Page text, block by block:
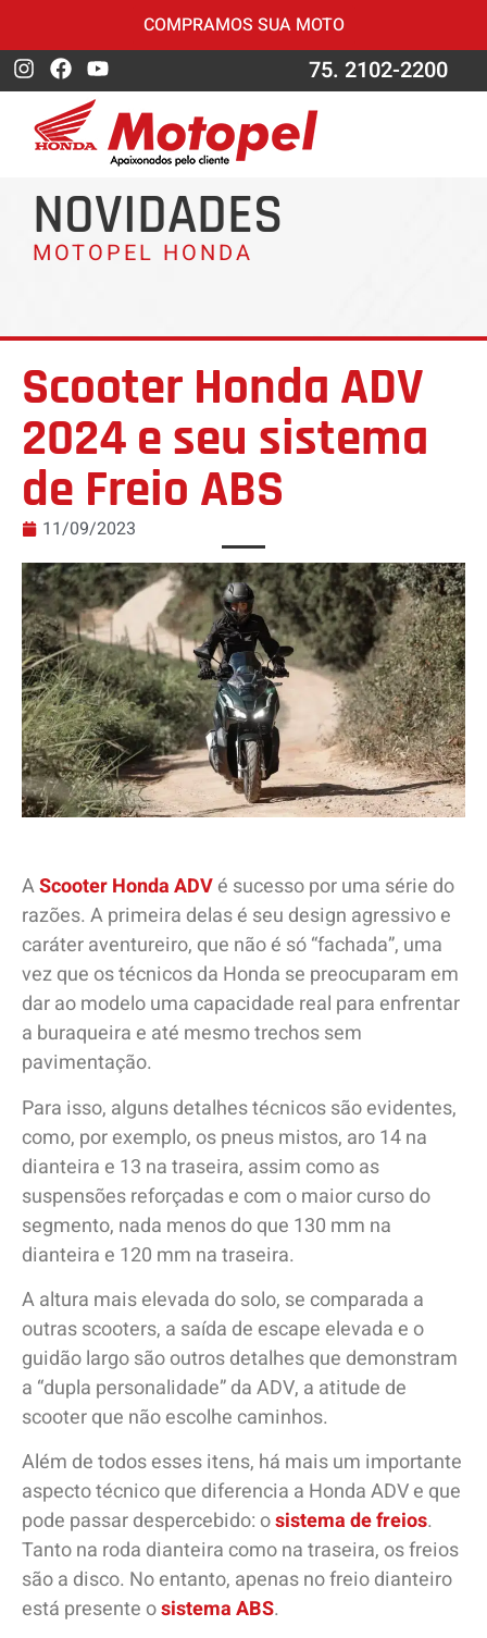
COMPRAMOS SUA MOTO
75. 2102-2200
NOVIDADES
MOTOPEL HONDA
Scooter Honda ADV
2024 e seu sistema
de Freio ABS
11/09/2023
AScooter Honda ADVé sucesso por uma série do
razões. A primeira delas é seu design agressivo e
caráter aventureiro, que não é só “fachada”, uma
vez que os técnicos da Honda se preocuparam em
dar ao modelo uma capacidade real para enfrentar
a buraqueira e até mesmo trechos sem
pavimentação.
Para isso, alguns detalhes técnicos são evidentes,
como, por exemplo, os pneus mistos, aro 14 na
dianteira e 13 na traseira, assim como as
suspensões reforçadas e com o maior curso do
segmento, nada menos do que 130 mm na
dianteira e 120 mm na traseira.
A altura mais elevada do solo, se comparada a
outras scooters, a saída de escape elevada e o
guidão largo são outros detalhes que demonstram
a “dupla personalidade” da ADV, a atitude de
scooter que não escolhe caminhos.
Além de todos esses itens, há mais um importante
aspecto técnico que diferencia a Honda ADV e que
pode passar despercebido: osistema de freios.
Tanto na roda dianteira como na traseira, os freios
são a disco. No entanto, apenas no freio dianteiro
está presente osistema ABS.